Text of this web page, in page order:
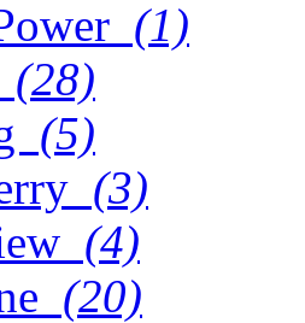
(1)
(28)
(5)
(3)
(4)
(20)